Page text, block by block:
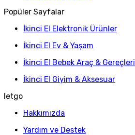
Popüler Sayfalar
İkinci El Elektronik Ürünler
İkinci El Ev & Yaşam
İkinci El Bebek Araç & Gereçleri
İkinci El Giyim & Aksesuar
letgo
Hakkımızda
Yardım ve Destek